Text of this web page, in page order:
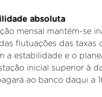
absoluta
mensal mantém-se
flutuações das taxas
a estabilidade e o
inicial superior à
ao banco daqui a